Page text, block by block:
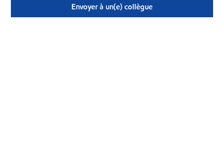
Envoyer à un(e) collègue